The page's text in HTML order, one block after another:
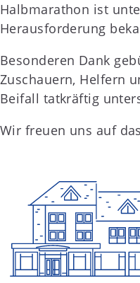
Halbmarathon ist
Herausforderung
Besonderen Dank
Zuschauern, Helfern
Beifall tatkräftig
Wir freuen uns auf